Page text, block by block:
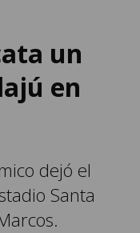
un
en
dejó el
Santa